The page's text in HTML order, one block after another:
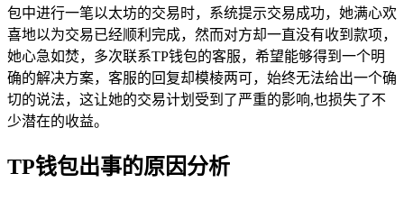
包中进行一笔以太坊的交易时，系统提示交易成功，她满心欢
喜地以为交易已经顺利完成，然而对方却一直没有收到款项，
她心急如焚，多次联系TP钱包的客服，希望能够得到一个明
确的解决方案，客服的回复却模棱两可，始终无法给出一个确
切的说法，这让她的交易计划受到了严重的影响,也损失了不
少潜在的收益。
TP钱包出事的原因分析